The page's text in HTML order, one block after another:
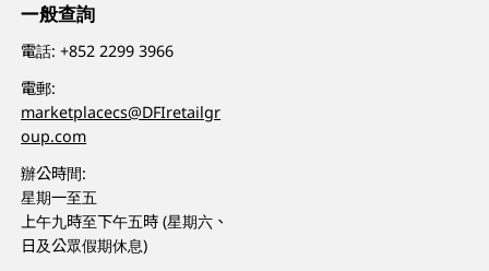
一般查詢
電話:+852 2299 3966
電郵:
marketplacecs@DFIretailgr
oup.com
辦公時間:
星期一至五
上午九時至下午五時 (星期六、
日及公眾假期休息)